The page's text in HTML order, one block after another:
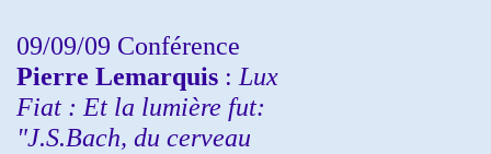
09/09/09 Conférence
Pierre Lemarquis : Lux
Fiat : Et la lumière fut:
"J.S.Bach, du cerveau